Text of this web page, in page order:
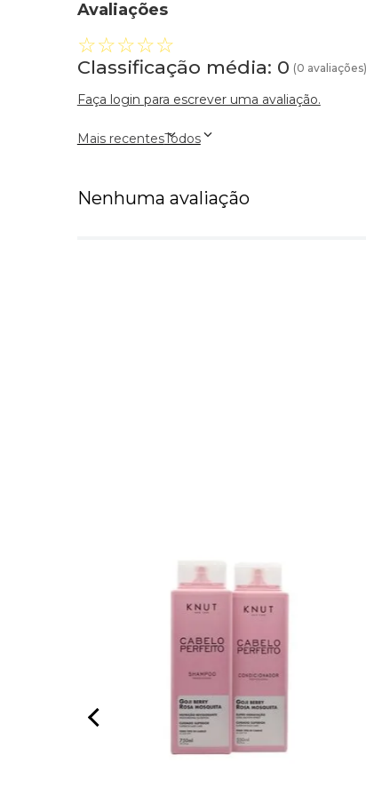
Avaliações
☆☆☆☆☆
Classificação média: 0 (0 avaliações)
Faça login para escrever uma avaliação.
Mais recentesTodos
Nenhuma avaliação